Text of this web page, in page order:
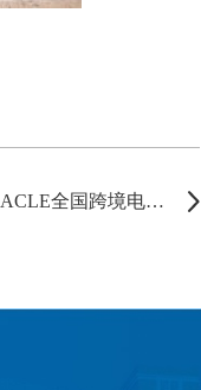
我校学子荣获第二届OACLE全国跨境电商创新创业大赛团体三等奖